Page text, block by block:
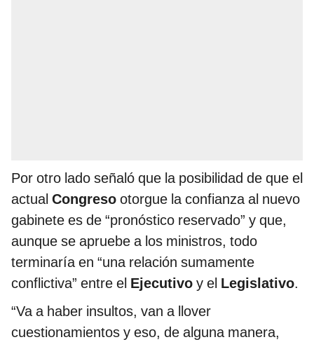
Por otro lado señaló que la posibilidad de que el
actual Congreso otorgue la confianza al nuevo
gabinete es de “pronóstico reservado” y que,
aunque se apruebe a los ministros, todo
terminaría en “una relación sumamente
conflictiva” entre el Ejecutivo y el Legislativo.
“Va a haber insultos, van a llover
cuestionamientos y eso, de alguna manera,